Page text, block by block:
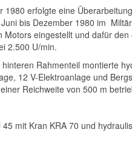
1980 erfolgte eine
bis Dezember 1980 im
Motors eingestellt und dafür
2.500 U/min.
Rahmenteil montierte
12 V-Elektroanlage und
Reichweite von 500 m
45 mit Kran KRA 70 und